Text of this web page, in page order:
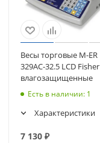
Весы торговые M-ER
329AС-32.5 LCD Fisher
влагозащищенные
Есть в наличии: 1
Характеристики
7 130 ₽